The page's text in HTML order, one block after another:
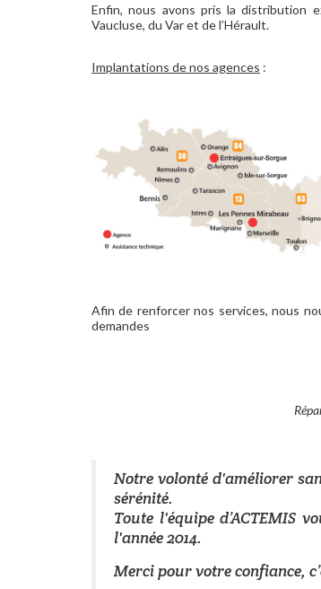
Enfin, nous avons pris la distribution
Vaucluse, du Var et de l’Hérault.
Implantations de nos agences :
Afin de renforcer nos services, nous
demandes
Notre volonté d'améliorer
sérénité.
Toute l'équipe d’ACTEMIS
l'année 2014.
Merci pour votre confiance,